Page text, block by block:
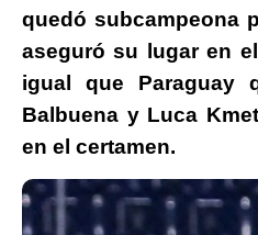
quedó subcampeona
aseguró su lugar en
igual que Paraguay
Balbuena y Luca
en el certamen.